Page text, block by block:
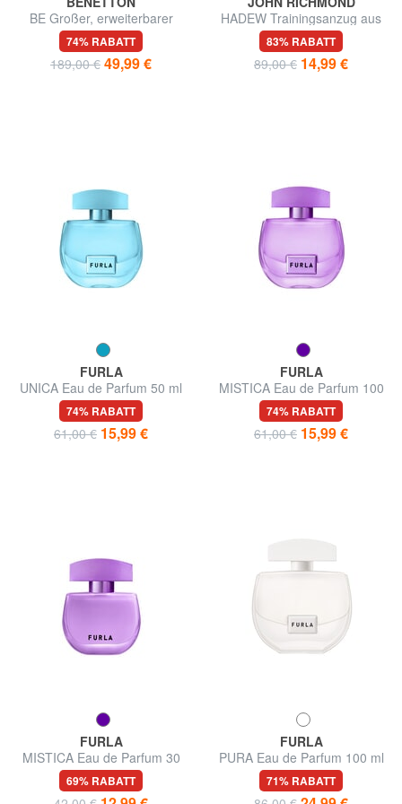
BE Großer, erweiterbarer
Trolley
74% RABATT
189,00 € 49,99 €
HADEW Trainingsanzug aus
Baumwoll-Sweatshirt und
Hose
83% RABATT
89,00 € 14,99 €
FURLA
UNICA Eau de Parfum 50 ml
74% RABATT
61,00 € 15,99 €
FURLA
MISTICA Eau de Parfum 100
ml
74% RABATT
61,00 € 15,99 €
FURLA
MISTICA Eau de Parfum 30
ml
69% RABATT
FURLA
PURA Eau de Parfum 100 ml
71% RABATT